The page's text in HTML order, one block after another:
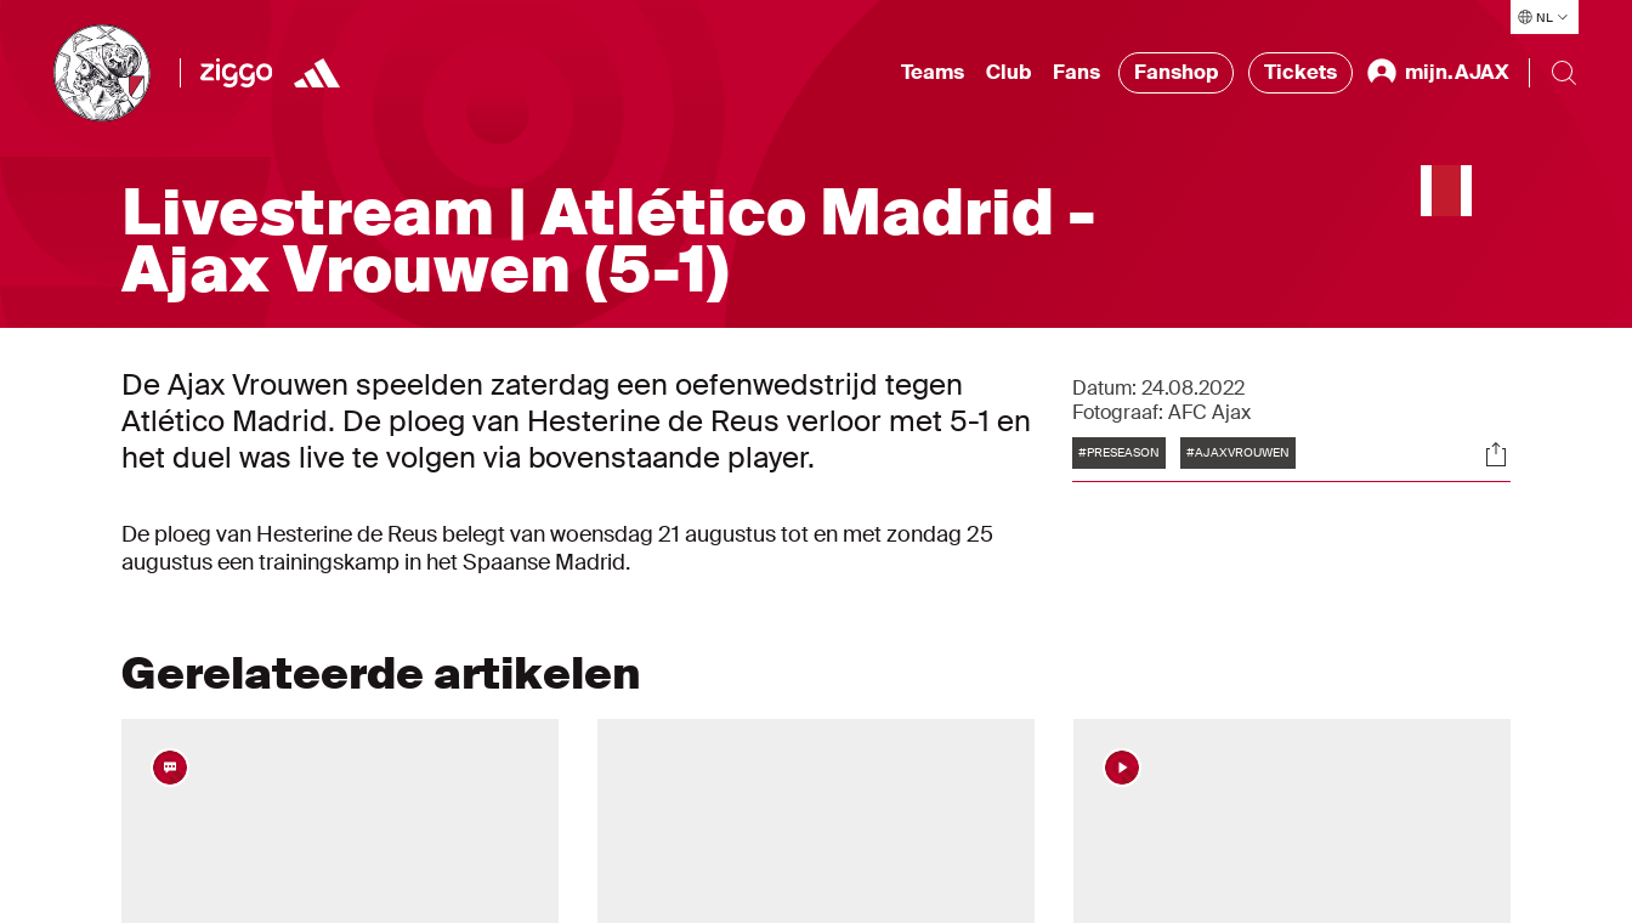
NL
Teams Club Fans Fanshop Tickets mijn.AJAX
Livestream | Atlético Madrid -
Ajax Vrouwen (5-1)
De Ajax Vrouwen speelden zaterdag een oefenwedstrijd tegen
Atlético Madrid. De ploeg van Hesterine de Reus verloor met 5-1 en
het duel was live te volgen via bovenstaande player.
Datum: 24.08.2022
Fotograaf: AFC Ajax
Tags
#PRESEASON #AJAXVROUWEN Socials
De ploeg van Hesterine de Reus belegt van woensdag 21 augustus tot en met zondag 25
augustus een trainingskamp in het Spaanse Madrid.
Gerelateerde artikelen